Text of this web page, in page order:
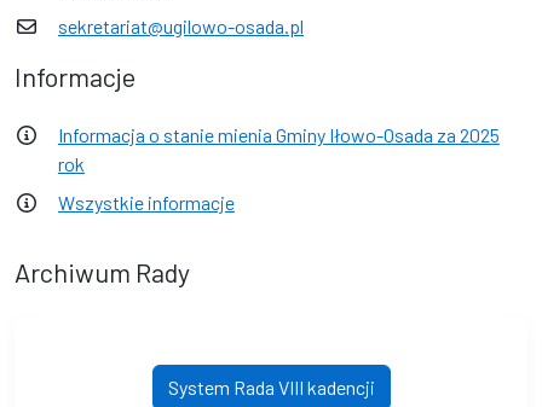
sekretariat@ugilowo-osada.pl
Informacje
Informacja o stanie mienia Gminy Iłowo-Osada za 2025
rok
Wszystkie informacje
Archiwum Rady
System Rada VIII kadencji